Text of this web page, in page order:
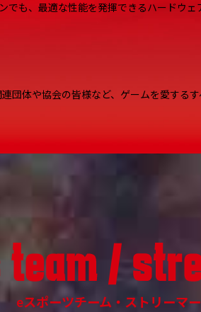
」公認PC発売
も、最適な性能を発揮できるハードウェ
体や協会の皆様など、ゲームを愛する
eスポーツチーム・ストリーマ